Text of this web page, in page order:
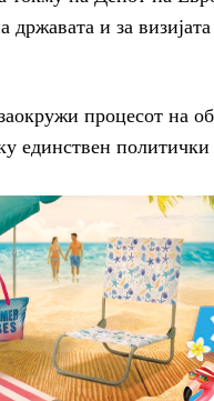
државата и за
процесот на
единствен политички